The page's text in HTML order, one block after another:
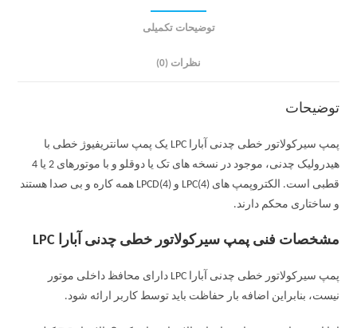
توضیحات تکمیلی
نظرات (0)
توضیحات
پمپ سیرکولاتور خطی چدنی آبارا LPC یک پمپ سانتریفیوژ خطی با
هیدرولیک چدنی، موجود در نسخه های تک یا دوقلو و با موتورهای 2 یا 4
قطبی است. الکتروپمپ های LPC(4) و LPCD(4) همه کاره و بی صدا هستند
و ساختاری محکم دارند.
مشخصات فنی پمپ سیرکولاتور خطی چدنی آبارا LPC
پمپ سیرکولاتور خطی چدنی آبارا LPC دارای محافظ داخلی موتور
نیست، بنابراین اضافه بار حفاظت باید توسط کاربر ارائه شود.